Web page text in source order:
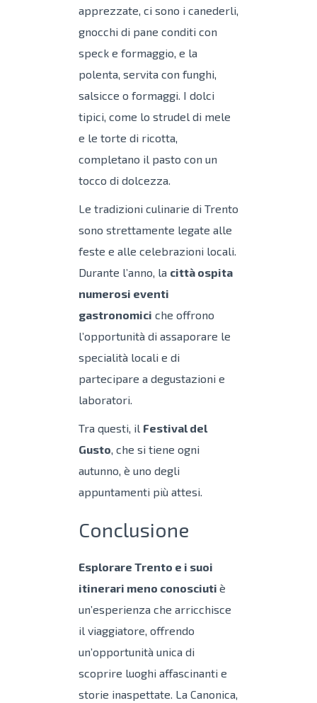
apprezzate, ci sono i canederli,
gnocchi di pane conditi con
speck e formaggio, e la
polenta, servita con funghi,
salsicce o formaggi. I dolci
tipici, come lo strudel di mele
e le torte di ricotta,
completano il pasto con un
tocco di dolcezza.
Le tradizioni culinarie di Trento
sono strettamente legate alle
feste e alle celebrazioni locali.
Durante l’anno, la città ospita
numerosi eventi
gastronomici che offrono
l’opportunità di assaporare le
specialità locali e di
partecipare a degustazioni e
laboratori.
Tra questi, il Festival del
Gusto, che si tiene ogni
autunno, è uno degli
appuntamenti più attesi.
Conclusione
Esplorare Trento e i suoi
itinerari meno conosciuti è
un’esperienza che arricchisce
il viaggiatore, offrendo
un’opportunità unica di
scoprire luoghi affascinanti e
storie inaspettate. La Canonica,